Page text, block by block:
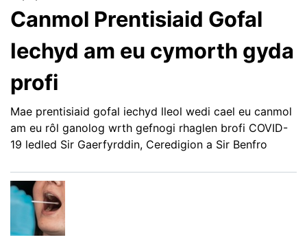
Canmol Prentisiaid Gofal
Iechyd am eu cymorth gyda
profi
Mae prentisiaid gofal iechyd lleol wedi cael eu canmol
am eu rôl ganolog wrth gefnogi rhaglen brofi COVID-
19 ledled Sir Gaerfyrddin, Ceredigion a Sir Benfro